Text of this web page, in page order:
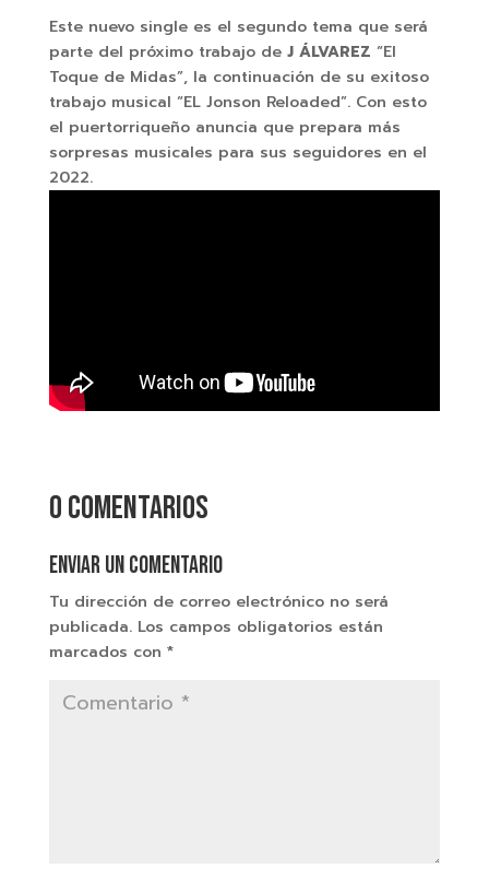
Este nuevo single es el segundo tema que será
parte del próximo trabajo de J ÁLVAREZ “El
Toque de Midas”, la continuación de su exitoso
trabajo musical “EL Jonson Reloaded”. Con esto
el puertorriqueño anuncia que prepara más
sorpresas musicales para sus seguidores en el
2022.
0 comentarios
Enviar un comentario
Tu dirección de correo electrónico no será
publicada. Los campos obligatorios están
marcados con *